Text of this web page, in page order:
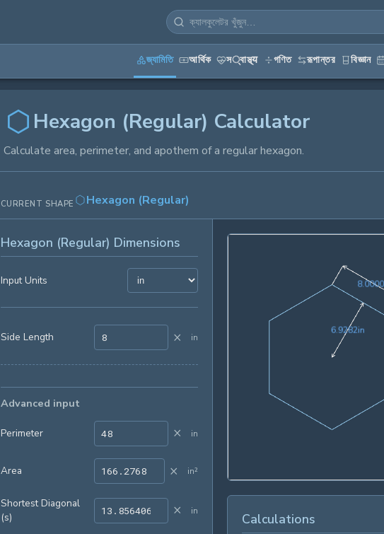
জ্যামিতি আর্থিক স्বাস্থ্य গণিত রূপান্তর বিজ্ঞান
Hexagon (Regular) Calculator
Calculate area, perimeter, and apothem of a regular hexagon.
CURRENT SHAPE Hexagon (Regular)
Hexagon (Regular) Dimensions
Input Units
Side Length × in
Advanced input
Perimeter × in
Area × in²
Shortest Diagonal
(s)
× in
8.0000
6.9282in
Calculations